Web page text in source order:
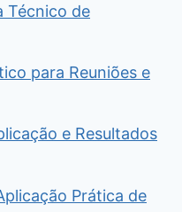
Técnico de
para Reuniões e
e Resultados
Prática de